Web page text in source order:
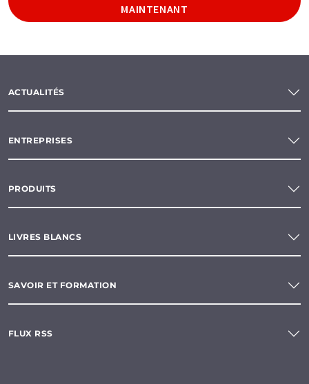
MAINTENANT
ACTUALITÉS
ENTREPRISES
PRODUITS
LIVRES BLANCS
SAVOIR ET FORMATION
FLUX RSS